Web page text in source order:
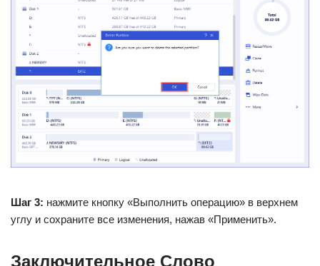
Шаг 3: нажмите кнопку «Выполнить операцию» в верхнем
углу и сохраните все изменения, нажав «Применить».
Заключительное Слово